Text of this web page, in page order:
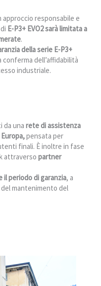
approccio responsabile e
E-P3+ EVO2 sarà limitata a
.
della serie E-P3+
conferma dell’affidabilità
industriale.
da una rete di assistenza
pensata per
finali. È inoltre in fase
attraverso partner
il periodo di garanzia, a
mantenimento del